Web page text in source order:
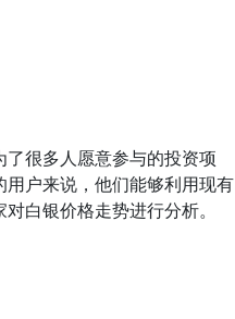
很多人愿意参与的投资项
户来说，他们能够利用现有
白银价格走势进行分析。